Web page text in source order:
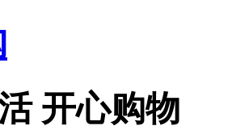
开心购物